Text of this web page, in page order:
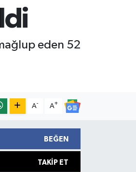
eden 52
A- A+
BEĞEN
TAKIP ET